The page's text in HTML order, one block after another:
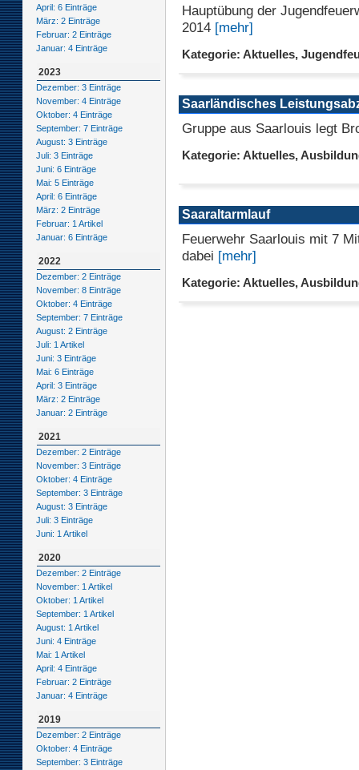
April: 6 Einträge
März: 2 Einträge
Februar: 2 Einträge
Januar: 4 Einträge
2023
Dezember: 3 Einträge
November: 4 Einträge
Oktober: 4 Einträge
September: 7 Einträge
August: 3 Einträge
Juli: 3 Einträge
Juni: 6 Einträge
Mai: 5 Einträge
April: 6 Einträge
März: 2 Einträge
Februar: 1 Artikel
Januar: 6 Einträge
2022
Dezember: 2 Einträge
November: 8 Einträge
Oktober: 4 Einträge
September: 7 Einträge
August: 2 Einträge
Juli: 1 Artikel
Juni: 3 Einträge
Mai: 6 Einträge
April: 3 Einträge
März: 2 Einträge
Januar: 2 Einträge
2021
Dezember: 2 Einträge
November: 3 Einträge
Oktober: 4 Einträge
September: 3 Einträge
August: 3 Einträge
Juli: 3 Einträge
Juni: 1 Artikel
2020
Dezember: 2 Einträge
November: 1 Artikel
Oktober: 1 Artikel
September: 1 Artikel
August: 1 Artikel
Juni: 4 Einträge
Mai: 1 Artikel
April: 4 Einträge
Februar: 2 Einträge
Januar: 4 Einträge
2019
Dezember: 2 Einträge
Oktober: 4 Einträge
September: 3 Einträge
Hauptübung der
2014 [mehr]
Kategorie: Aktuelles,
Saarländisches
Gruppe aus Saarlouis legt
Kategorie: Aktuelles,
Saaraltarmlauf
Feuerwehr Saarlouis mit 7
dabei [mehr]
Kategorie: Aktuelles,